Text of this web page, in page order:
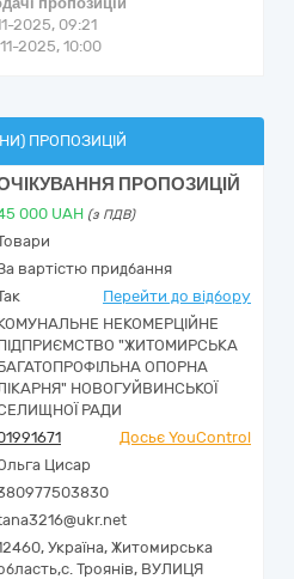
2025, 09:21
2025, 10:00
ПРОПОЗИЦІЙ
ПРОПОЗИЦІЙ
000 UAH (з ПДВ)
вартістю придбання
Перейти до відбору
НЕКОМЕРЦІЙНЕ
"ЖИТОМИРСЬКА
ОПОРНА
НОВОГУЙВИНСЬКОЇ
РАДИ
Досьє YouControl
Цисар
Україна, Житомирська
с. Троянів, ВУЛИЦЯ